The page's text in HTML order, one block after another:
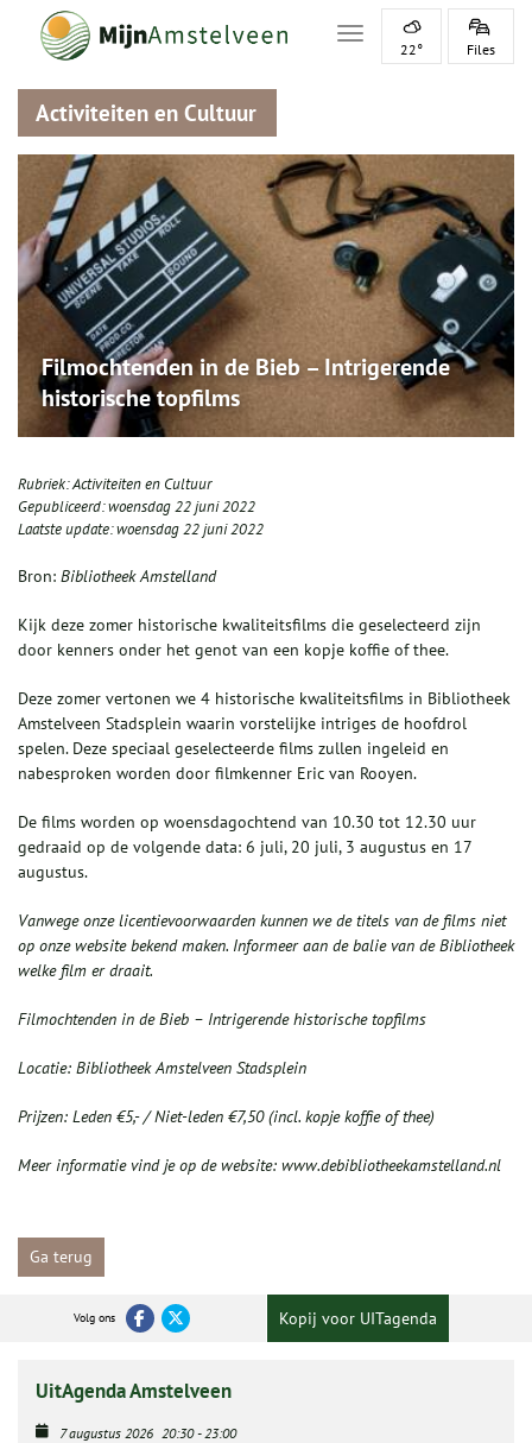
Toggle navigation
22° Files
Activiteiten en Cultuur
Filmochtenden in de Bieb – Intrigerende
historische topfilms
Rubriek:Activiteiten en Cultuur
Gepubliceerd:woensdag 22 juni 2022
Laatste update:woensdag 22 juni 2022
Bron: Bibliotheek Amstelland
Kijk deze zomer historische kwaliteitsfilms die geselecteerd zijn
door kenners onder het genot van een kopje koffie of thee.
Deze zomer vertonen we 4 historische kwaliteitsfilms in Bibliotheek
Amstelveen Stadsplein waarin vorstelijke intriges de hoofdrol
spelen. Deze speciaal geselecteerde films zullen ingeleid en
nabesproken worden door filmkenner Eric van Rooyen.
De films worden op woensdagochtend van 10.30 tot 12.30 uur
gedraaid op de volgende data: 6 juli, 20 juli, 3 augustus en 17
augustus.
Vanwege onze licentievoorwaarden kunnen we de titels van de films niet
op onze website bekend maken. Informeer aan de balie van de Bibliotheek
welke film er draait.
Filmochtenden in de Bieb – Intrigerende historische topfilms
Locatie: Bibliotheek Amstelveen Stadsplein
Prijzen: Leden €5,- / Niet-leden €7,50 (incl. kopje koffie of thee)
Meer informatie vind je op de website: www.debibliotheekamstelland.nl
Ga terug
Volg ons Kopij voor UITagenda
UitAgenda Amstelveen
7 augustus 2026 20:30-23:00